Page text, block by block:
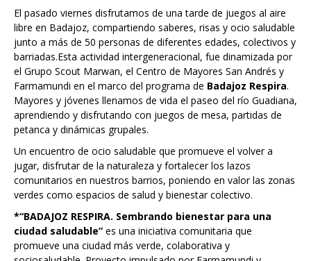
El pasado viernes disfrutamos de una tarde de juegos al aire
libre en Badajoz, compartiendo saberes, risas y ocio saludable
junto a más de 50 personas de diferentes edades, colectivos y
barriadas.Esta actividad intergeneracional, fue dinamizada por
el Grupo Scout Marwan, el Centro de Mayores San Andrés y
Farmamundi en el marco del programa de Badajoz Respira.
Mayores y jóvenes llenamos de vida el paseo del río Guadiana,
aprendiendo y disfrutando con juegos de mesa, partidas de
petanca y dinámicas grupales.
Un encuentro de ocio saludable que promueve el volver a
jugar, disfrutar de la naturaleza y fortalecer los lazos
comunitarios en nuestros barrios, poniendo en valor las zonas
verdes como espacios de salud y bienestar colectivo.
*“BADAJOZ RESPIRA. Sembrando bienestar para una
ciudad saludable” es una iniciativa comunitaria que
promueve una ciudad más verde, colaborativa y